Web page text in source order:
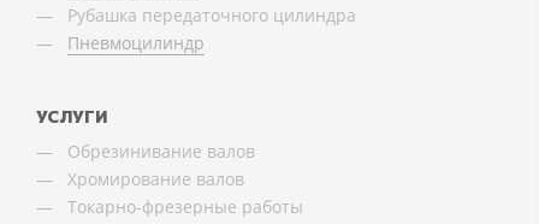
Рубашка передаточного цилиндра
Пневмоцилиндр
УСЛУГИ
Обрезинивание валов
Хромирование валов
Токарно-фрезерные работы